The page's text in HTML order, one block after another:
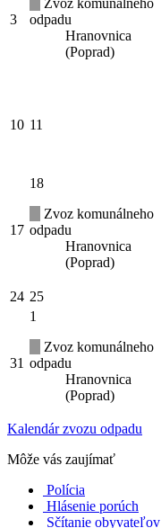
3
odpadu
Hranovnica
(Poprad)
10 11
17
18
Zvoz komunálneho
odpadu
Hranovnica
(Poprad)
24 25
31
1
Zvoz komunálneho
odpadu
Hranovnica
(Poprad)
Kalendár zvozu odpadu
Môže vás zaujímať
Polícia
Hlásenie porúch
Sčítanie obyvateľov